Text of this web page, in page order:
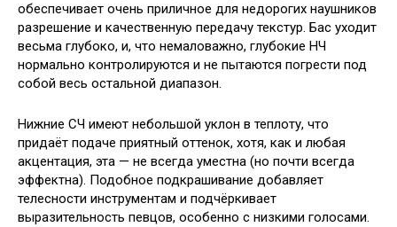
обеспечивает очень приличное для недорогих наушников
разрешение и качественную передачу текстур. Бас уходит
весьма глубоко, и, что немаловажно, глубокие НЧ
нормально контролируются и не пытаются погрести под
собой весь остальной диапазон.
Нижние СЧ имеют небольшой уклон в теплоту, что
придаёт подаче приятный оттенок, хотя, как и любая
акцентация, эта — не всегда уместна (но почти всегда
эффектна). Подобное подкрашивание добавляет
телесности инструментам и подчёркивает
выразительность певцов, особенно с низкими голосами.